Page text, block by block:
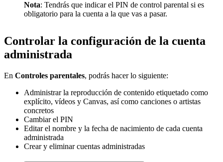
Nota: Tendrás que indicar el PIN de control parental si es
obligatorio para la cuenta a la que vas a pasar.
Controlar la configuración de la cuenta
administrada
En Controles parentales, podrás hacer lo siguiente:
Administrar la reproducción de contenido etiquetado como
explícito, vídeos y Canvas, así como canciones o artistas
concretos
Cambiar el PIN
Editar el nombre y la fecha de nacimiento de cada cuenta
administrada
Crear y eliminar cuentas administradas